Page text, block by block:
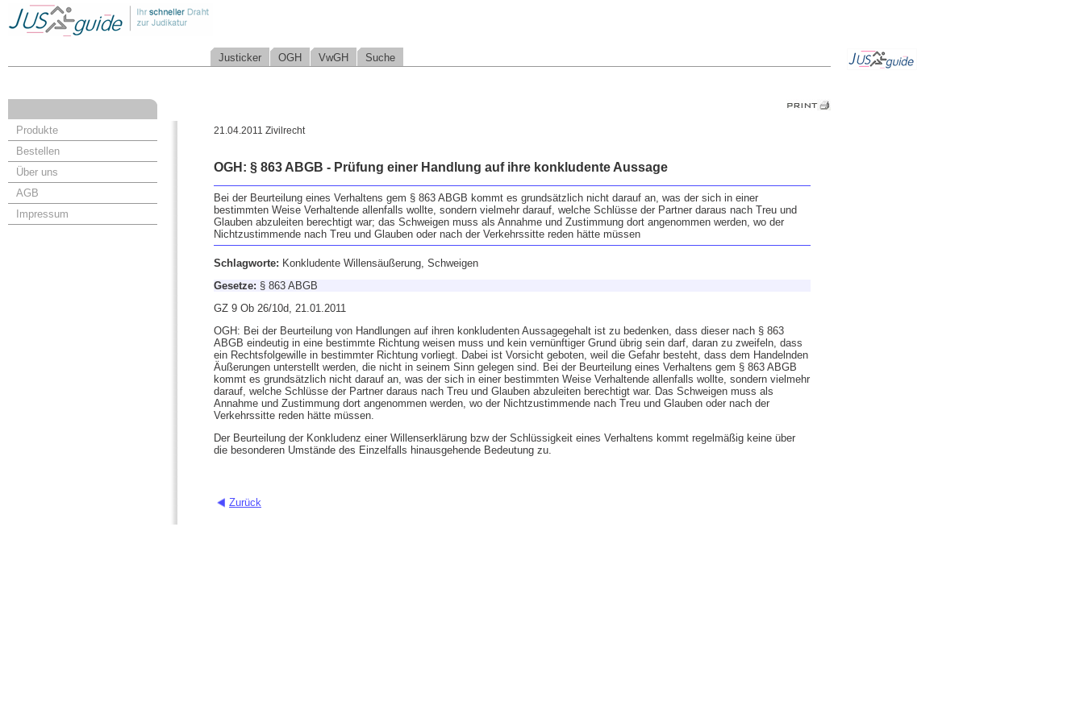
Justicker OGH VwGH Suche
Produkte
Bestellen
Über uns
AGB
Impressum
21.04.2011 Zivilrecht
OGH: § 863 ABGB - Prüfung einer Handlung auf ihre konkludente Aussage
Bei der Beurteilung eines Verhaltens gem § 863 ABGB kommt es grundsätzlich nicht darauf an, was der sich in einer
bestimmten Weise Verhaltende allenfalls wollte, sondern vielmehr darauf, welche Schlüsse der Partner daraus nach Treu und
Glauben abzuleiten berechtigt war; das Schweigen muss als Annahme und Zustimmung dort angenommen werden, wo der
Nichtzustimmende nach Treu und Glauben oder nach der Verkehrssitte reden hätte müssen
Schlagworte: Konkludente Willensäußerung, Schweigen
Gesetze: § 863 ABGB
GZ 9 Ob 26/10d, 21.01.2011
OGH: Bei der Beurteilung von Handlungen auf ihren konkludenten Aussagegehalt ist zu bedenken, dass dieser nach § 863
ABGB eindeutig in eine bestimmte Richtung weisen muss und kein vernünftiger Grund übrig sein darf, daran zu zweifeln, dass
ein Rechtsfolgewille in bestimmter Richtung vorliegt. Dabei ist Vorsicht geboten, weil die Gefahr besteht, dass dem Handelnden
Äußerungen unterstellt werden, die nicht in seinem Sinn gelegen sind. Bei der Beurteilung eines Verhaltens gem § 863 ABGB
kommt es grundsätzlich nicht darauf an, was der sich in einer bestimmten Weise Verhaltende allenfalls wollte, sondern vielmehr
darauf, welche Schlüsse der Partner daraus nach Treu und Glauben abzuleiten berechtigt war. Das Schweigen muss als
Annahme und Zustimmung dort angenommen werden, wo der Nichtzustimmende nach Treu und Glauben oder nach der
Verkehrssitte reden hätte müssen.
Der Beurteilung der Konkludenz einer Willenserklärung bzw der Schlüssigkeit eines Verhaltens kommt regelmäßig keine über
die besonderen Umstände des Einzelfalls hinausgehende Bedeutung zu.
Zurück